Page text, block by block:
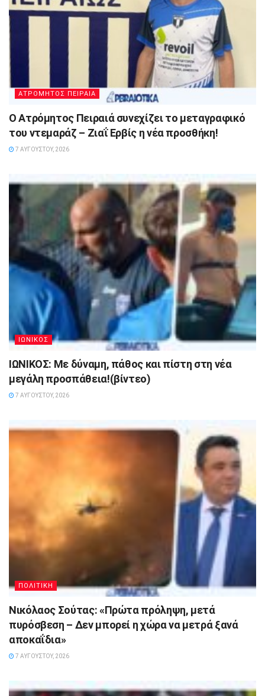
ΑΤΡΟΜΗΤΟΣ ΠΕΙΡΑΙΑ
Ο Ατρόμητος Πειραιά συνεχίζει το μεταγραφικό
του ντεμαράζ – Ζιαΐ Ερβίς η νέα προσθήκη!
7 ΑΥΓΟΎΣΤΟΥ, 2026
ΙΩΝΙΚΟΣ
ΙΩΝΙΚΟΣ: Με δύναμη, πάθος και πίστη στη νέα
μεγάλη προσπάθεια!(βίντεο)
7 ΑΥΓΟΎΣΤΟΥ, 2026
ΠΟΛΙΤΙΚΗ
Νικόλαος Σούτας: «Πρώτα πρόληψη, μετά
πυρόσβεση – Δεν μπορεί η χώρα να μετρά ξανά
αποκαΐδια»
7 ΑΥΓΟΎΣΤΟΥ, 2026